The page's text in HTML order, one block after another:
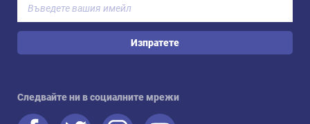
Изпратете
Следвайте ни в социалните мрежи